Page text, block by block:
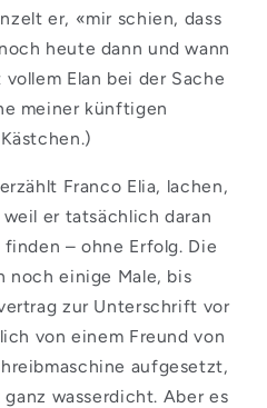
er, «mir schien, dass
heute dann und wann
Elan bei der Sache
meiner künftigen
Franco Elia, lachen,
er tatsächlich daran
– ohne Erfolg. Die
noch einige Male, bis
zur Unterschrift vor
von einem Freund von
aufgesetzt,
wasserdicht. Aber es